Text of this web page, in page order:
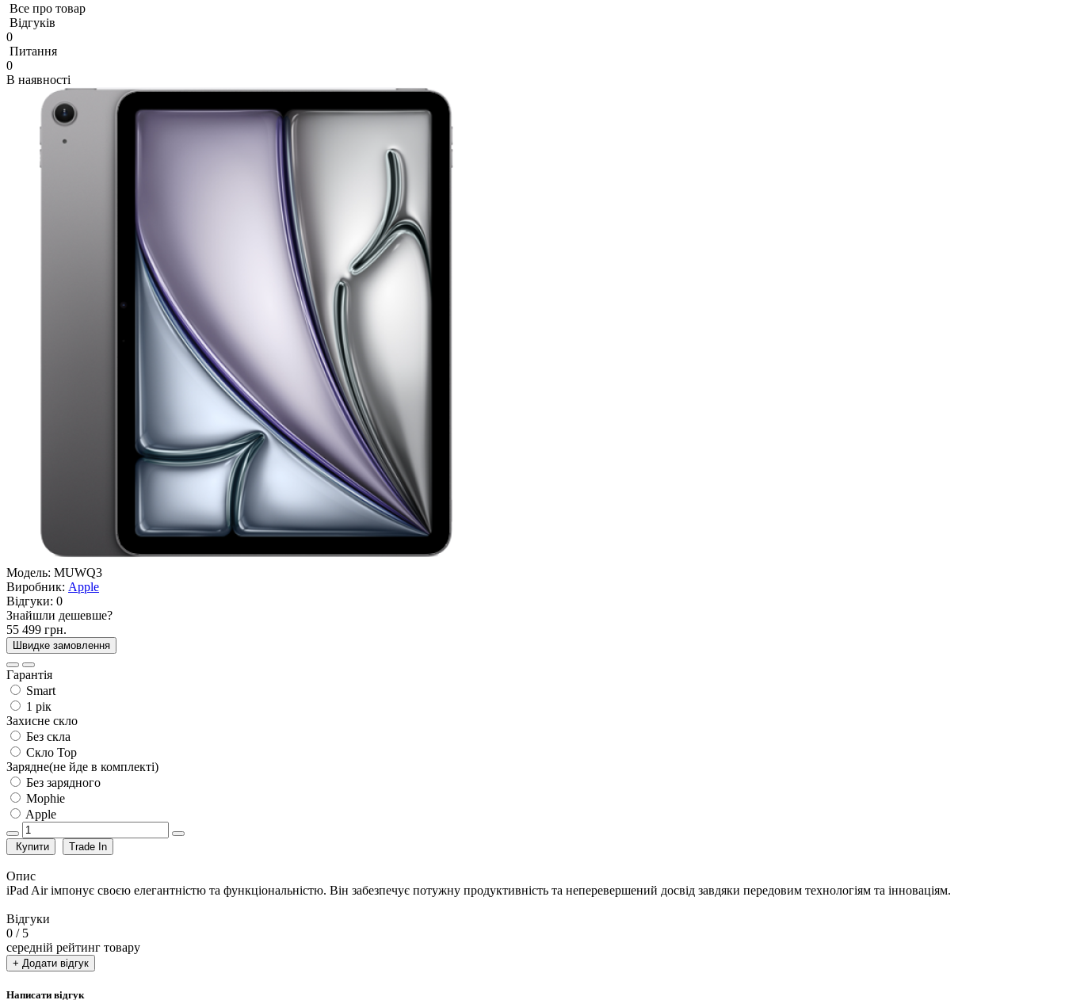
Все про товар
Відгуків
0
Питання
0
В наявності
Модель: MUWQ3
Виробник: Apple
Відгуки: 0
Знайшли дешевше?
55 499 грн.
Швидке замовлення
Гарантія
Smart
1 рік
Захисне скло
Без скла
Скло Top
Зарядне(не йде в комплекті)
Без зарядного
Mophie
Apple
Купити Trade In
Опис
iPad Air імпонує своєю елегантністю та функціональністю. Він забезпечує потужну продуктивність та неперевершений досвід завдяки передовим технологіям та інноваціям.
Відгуки
0 / 5
середній рейтинг товару
+ Додати відгук
Написати відгук